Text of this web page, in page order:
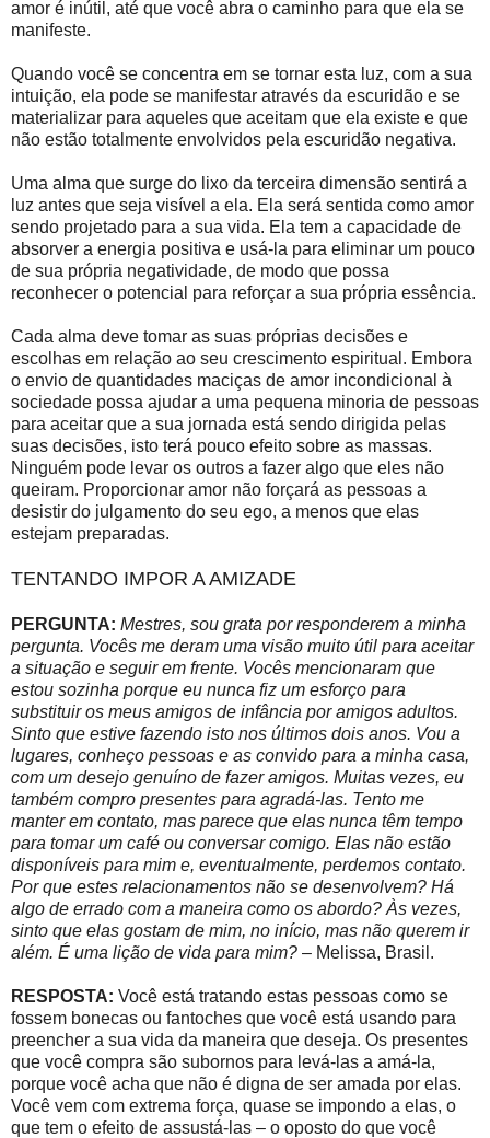
amor é inútil, até que você abra o caminho para que ela se
manifeste.
Quando você se concentra em se tornar esta luz, com a sua
intuição, ela pode se manifestar através da escuridão e se
materializar para aqueles que aceitam que ela existe e que
não estão totalmente envolvidos pela escuridão negativa.
Uma alma que surge do lixo da terceira dimensão sentirá a
luz antes que seja visível a ela. Ela será sentida como amor
sendo projetado para a sua vida. Ela tem a capacidade de
absorver a energia positiva e usá-la para eliminar um pouco
de sua própria negatividade, de modo que possa
reconhecer o potencial para reforçar a sua própria essência.
Cada alma deve tomar as suas próprias decisões e
escolhas em relação ao seu crescimento espiritual. Embora
o envio de quantidades maciças de amor incondicional à
sociedade possa ajudar a uma pequena minoria de pessoas
para aceitar que a sua jornada está sendo dirigida pelas
suas decisões, isto terá pouco efeito sobre as massas.
Ninguém pode levar os outros a fazer algo que eles não
queiram. Proporcionar amor não forçará as pessoas a
desistir do julgamento do seu ego, a menos que elas
estejam preparadas.
TENTANDO IMPOR A AMIZADE
PERGUNTA: Mestres, sou grata por responderem a minha
pergunta. Vocês me deram uma visão muito útil para aceitar
a situação e seguir em frente. Vocês mencionaram que
estou sozinha porque eu nunca fiz um esforço para
substituir os meus amigos de infância por amigos adultos.
Sinto que estive fazendo isto nos últimos dois anos. Vou a
lugares, conheço pessoas e as convido para a minha casa,
com um desejo genuíno de fazer amigos. Muitas vezes, eu
também compro presentes para agradá-las. Tento me
manter em contato, mas parece que elas nunca têm tempo
para tomar um café ou conversar comigo. Elas não estão
disponíveis para mim e, eventualmente, perdemos contato.
Por que estes relacionamentos não se desenvolvem? Há
algo de errado com a maneira como os abordo? Às vezes,
sinto que elas gostam de mim, no início, mas não querem ir
além. É uma lição de vida para mim? – Melissa, Brasil.
RESPOSTA: Você está tratando estas pessoas como se
fossem bonecas ou fantoches que você está usando para
preencher a sua vida da maneira que deseja. Os presentes
que você compra são subornos para levá-las a amá-la,
porque você acha que não é digna de ser amada por elas.
Você vem com extrema força, quase se impondo a elas, o
que tem o efeito de assustá-las – o oposto do que você